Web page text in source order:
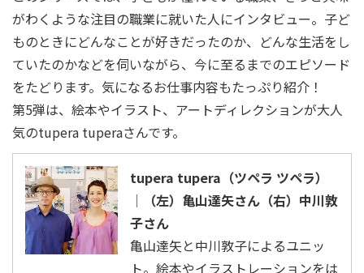
がわくような注目の職業に就いた人にインタビュー。子ど
ものときにどんなことが好きだったのか、どんな生活をし
ていたのかなどを伺いながら、今に至るまでのエピソード
をたどります。気になるお仕事内容もたっぷり紹介！
第5弾は、絵本やイラスト、アートディレクションが大人
気のtupera tuperaさんです。
tupera tupera（ツペラ ツペラ）
│（左）亀山達矢さん（右）中川敦
子さん
亀山達矢と中川敦子によるユニッ
ト。絵本やイラストレーションをは